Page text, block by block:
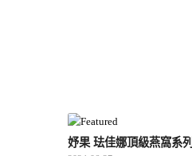
妤果 珐佳娜頂級燕窩系列